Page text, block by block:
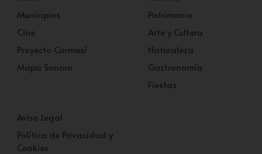
Municipios
Cine
Proyecto Carmesí
Mapa Sonoro
Patrimonio
Arte y Cultura
Naturaleza
Gastronomía
Fiestas
Aviso Legal
Política de Privacidad y
Cookies